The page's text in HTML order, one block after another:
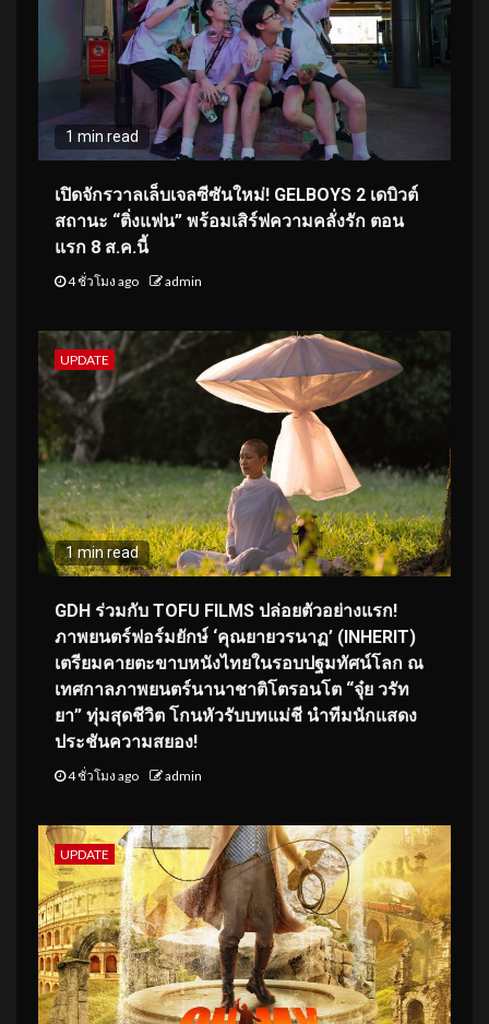
1 min read
เปิดจักรวาลเล็บเจลซีซันใหม่! GELBOYS 2 เดบิวต์
สถานะ “ติ่งแฟน” พร้อมเสิร์ฟความคลั่งรัก ตอน
แรก 8 ส.ค.นี้
4 ชั่วโมง ago admin
UPDATE
1 min read
GDH ร่วมกับ TOFU FILMS ปล่อยตัวอย่างแรก!
ภาพยนตร์ฟอร์มยักษ์ ‘คุณยายวรนาฏ’ (INHERIT)
เตรียมคายตะขาบหนังไทยในรอบปฐมทัศน์โลก ณ
เทศกาลภาพยนตร์นานาชาติโตรอนโต “จุ๋ย วรัท
ยา” ทุ่มสุดชีวิต โกนหัวรับบทแม่ชี นำทีมนักแสดง
ประชันความสยอง!
4 ชั่วโมง ago admin
UPDATE